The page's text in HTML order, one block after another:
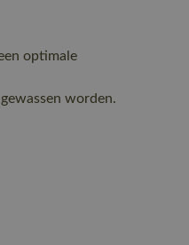
optimale
worden.